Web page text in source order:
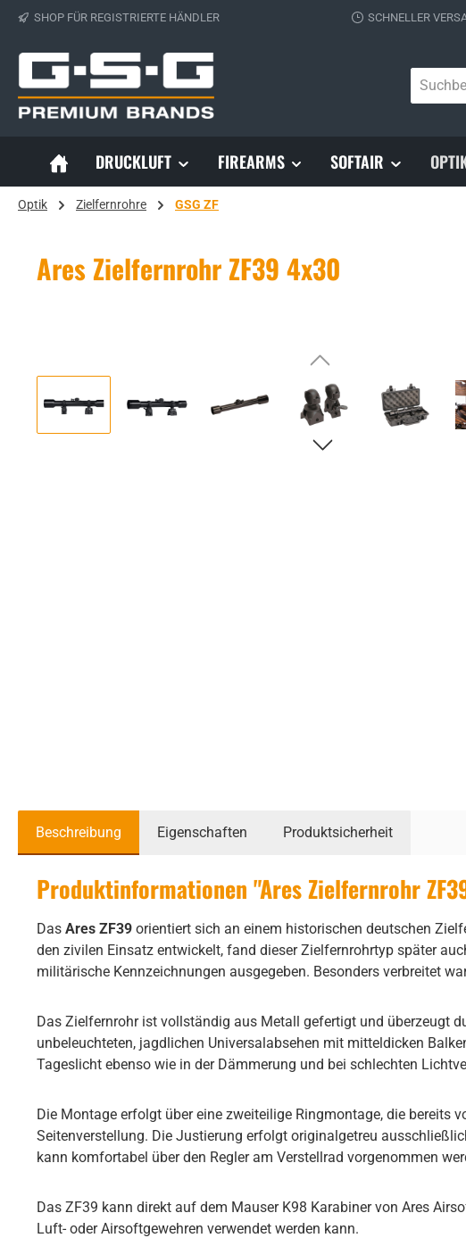
Hauptinhalt springen
Zur Suche springen
Zur Hauptnavigation springen
SHOP FÜR REGISTRIERTE HÄNDLER SCHNELLER
DRUCKLUFT FIREARMS SOFTAIR
Optik Zielfernrohre GSG ZF
Ares Zielfernrohr ZF39 4x30
Beschreibung Eigenschaften Produktsicherheit
Produktinformationen "Ares Zielfernrohr
Das Ares ZF39 orientiert sich an einem historischen deutschen
den zivilen Einsatz entwickelt, fand dieser Zielfernrohrtyp später
militärische Kennzeichnungen ausgegeben. Besonders verbreitet
Das Zielfernrohr ist vollständig aus Metall gefertigt und überzeugt
unbeleuchteten, jagdlichen Universalabsehen mit mitteldicken
Tageslicht ebenso wie in der Dämmerung und bei schlechten
Die Montage erfolgt über eine zweiteilige Ringmontage, die bereits
Seitenverstellung. Die Justierung erfolgt originalgetreu
kann komfortabel über den Regler am Verstellrad vorgenommen
Das ZF39 kann direkt auf dem Mauser K98 Karabiner von Ares
Luft- oder Airsoftgewehren verwendet werden kann.